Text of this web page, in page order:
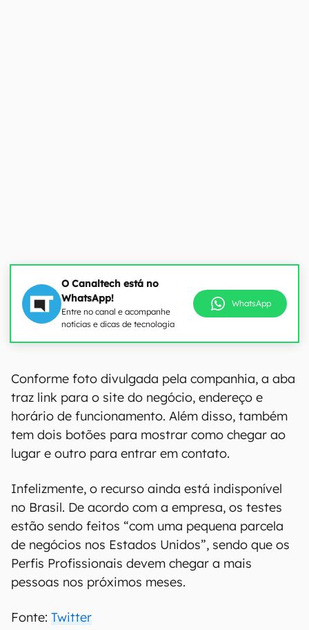
O Canaltech está no
WhatsApp!
Entre no canal e acompanhe
notícias e dicas de tecnologia
WhatsApp
Conforme foto divulgada pela companhia, a aba
traz link para o site do negócio, endereço e
horário de funcionamento. Além disso, também
tem dois botões para mostrar como chegar ao
lugar e outro para entrar em contato.
Infelizmente, o recurso ainda está indisponível
no Brasil. De acordo com a empresa, os testes
estão sendo feitos “com uma pequena parcela
de negócios nos Estados Unidos”, sendo que os
Perfis Profissionais devem chegar a mais
pessoas nos próximos meses.
Fonte: Twitter